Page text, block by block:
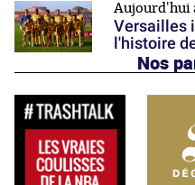
Aujourd'hui
Versailles
l'histoire
Nos